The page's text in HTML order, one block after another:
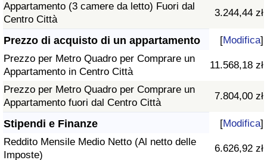
Appartamento (3 camere da letto) Fuori dal
Centro Città
3.244,44 zł
Prezzo di acquisto di un appartamento [Modifica]
Prezzo per Metro Quadro per Comprare un
Appartamento in Centro Città
11.568,18 zł
Prezzo per Metro Quadro per Comprare un
Appartamento fuori dal Centro Città
7.804,00 zł
Stipendi e Finanze [Modifica]
Reddito Mensile Medio Netto (Al netto delle
Imposte)
6.626,92 zł
Indice del Tasso di Criminalità (Corrente)
Indice della Criminalità
Indice di criminalità per paese
Assistenza Sanitaria
Indice dell’Assistenza Sanitaria (Corrente)